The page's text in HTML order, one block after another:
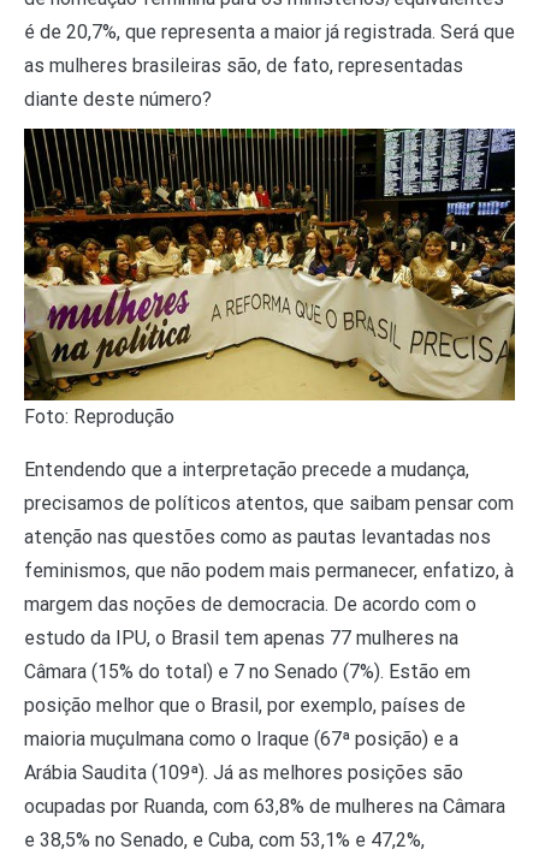
é de 20,7%, que representa a maior já registrada. Será que
as mulheres brasileiras são, de fato, representadas
diante deste número?
Foto: Reprodução
Entendendo que a interpretação precede a mudança,
precisamos de políticos atentos, que saibam pensar com
atenção nas questões como as pautas levantadas nos
feminismos, que não podem mais permanecer, enfatizo, à
margem das noções de democracia. De acordo com o
estudo da IPU, o Brasil tem apenas 77 mulheres na
Câmara (15% do total) e 7 no Senado (7%). Estão em
posição melhor que o Brasil, por exemplo, países de
maioria muçulmana como o Iraque (67ª posição) e a
Arábia Saudita (109ª). Já as melhores posições são
ocupadas por Ruanda, com 63,8% de mulheres na Câmara
e 38,5% no Senado, e Cuba, com 53,1% e 47,2%,